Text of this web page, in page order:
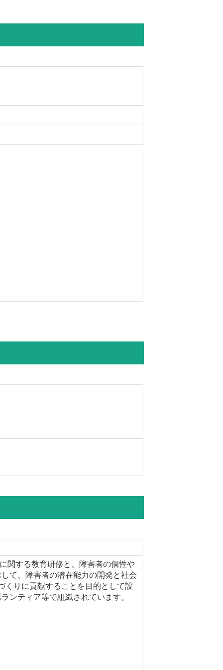
関する教育研修と、障害者の個性や
て、障害者の潜在能力の開発と社会
くりに貢献することを目的として設
ンティア等で組織されています。